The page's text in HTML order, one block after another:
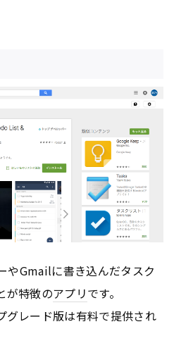
やGmailに書き込んだタスク
が特徴のアプリです。
グレード版は有料で提供され